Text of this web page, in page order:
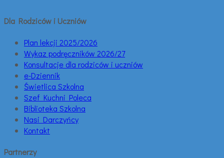
Dla Rodziców i Uczniów
Plan lekcji 2025/2026
Wykaz podręczników 2026/27
Konsultacje dla rodziców i uczniów
e-Dziennik
Świetlica Szkolna
Szef Kuchni Poleca
Biblioteka Szkolna
Nasi Darczyńcy
Kontakt
Partnerzy